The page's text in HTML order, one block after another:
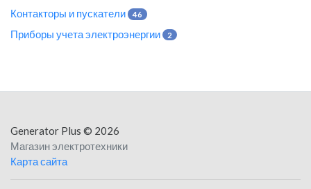
Контакторы и пускатели 46
Приборы учета электроэнергии 2
Generator Plus © 2026
Магазин электротехники
Карта сайта